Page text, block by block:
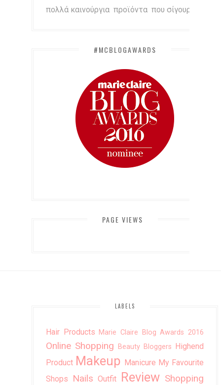
πολλά καινούργια προϊόντα που σίγουρα...
#MCBLOGAWARDS
PAGE VIEWS
LABELS
Hair Products Marie Claire Blog Awards 2016
Online Shopping Beauty Bloggers Highend
Product Makeup Manicure My Favourite
Shops
Nails Outfit Review Shopping